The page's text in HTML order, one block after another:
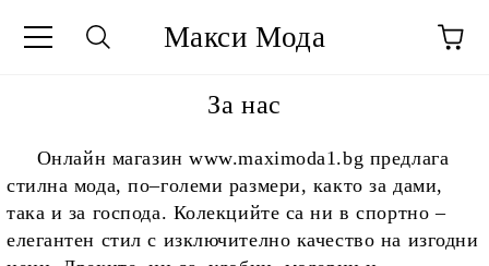
Макси Мода
За нас
Онлайн магазин www.maximoda1.bg предлага
стилна мода, по–големи размери, както за дами,
така и за господа. Колекцийте са ни в спортно –
елегантен стил с изключително качество на изгодни